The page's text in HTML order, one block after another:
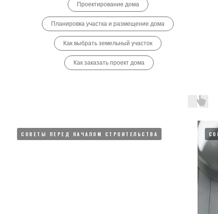
Проектирование дома
Планировка участка и размещение дома
Как выбрать земельный участок
Как заказать проект дома
СОВЕТЫ ПЕРЕД НАЧАЛОМ СТРОИТЕЛЬСТВА